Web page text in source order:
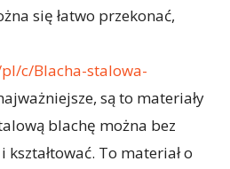
się łatwo przekonać,
c/Blacha-stalowa-
są to materiały
blachę można bez
To materiał o